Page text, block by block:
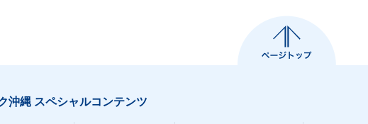
沖縄 スペシャルコンテンツ